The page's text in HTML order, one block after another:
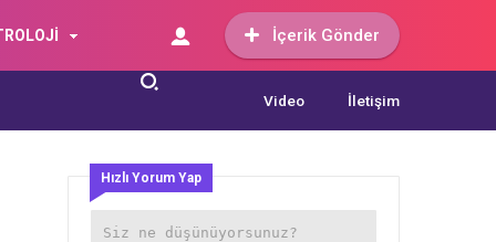
İçerik Gönder
Video İletişim
Hızlı Yorum Yap